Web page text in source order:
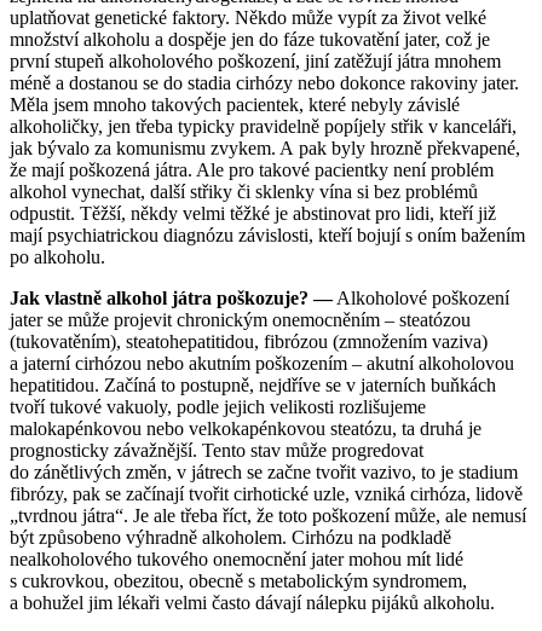
uplatňovat genetické faktory. Někdo může vypít za život velké
množství alkoholu a dospěje jen do fáze tukovatění jater, což je
první stupeň alkoholového poškození, jiní zatěžují játra mnohem
méně a dostanou se do stadia cirhózy nebo dokonce rakoviny jater.
Měla jsem mnoho takových pacientek, které nebyly závislé
alkoholičky, jen třeba typicky pravidelně popíjely střik v kanceláři,
jak bývalo za komunismu zvykem. A pak byly hrozně překvapené,
že mají poškozená játra. Ale pro takové pacientky není problém
alkohol vynechat, další střiky či sklenky vína si bez problémů
odpustit. Těžší, někdy velmi těžké je abstinovat pro lidi, kteří již
mají psychiatrickou diagnózu závislosti, kteří bojují s oním bažením
po alkoholu.
Jak vlastně alkohol játra poškozuje? —Alkoholové poškození
jater se může projevit chronickým onemocněním – steatózou
(tukovatěním), steatohepatitidou, fibrózou (zmnožením vaziva)
a jaterní cirhózou nebo akutním poškozením – akutní alkoholovou
hepatitidou. Začíná to postupně, nejdříve se v jaterních buňkách
tvoří tukové vakuoly, podle jejich velikosti rozlišujeme
malokapénkovou nebo velkokapénkovou steatózu, ta druhá je
prognosticky závažnější. Tento stav může progredovat
do zánětlivých změn, v játrech se začne tvořit vazivo, to je stadium
fibrózy, pak se začínají tvořit cirhotické uzle, vzniká cirhóza, lidově
„tvrdnou játra“. Je ale třeba říct, že toto poškození může, ale nemusí
být způsobeno výhradně alkoholem. Cirhózu na podkladě
nealkoholového tukového onemocnění jater mohou mít lidé
s cukrovkou, obezitou, obecně s metabolickým syndromem,
a bohužel jim lékaři velmi často dávají nálepku pijáků alkoholu.